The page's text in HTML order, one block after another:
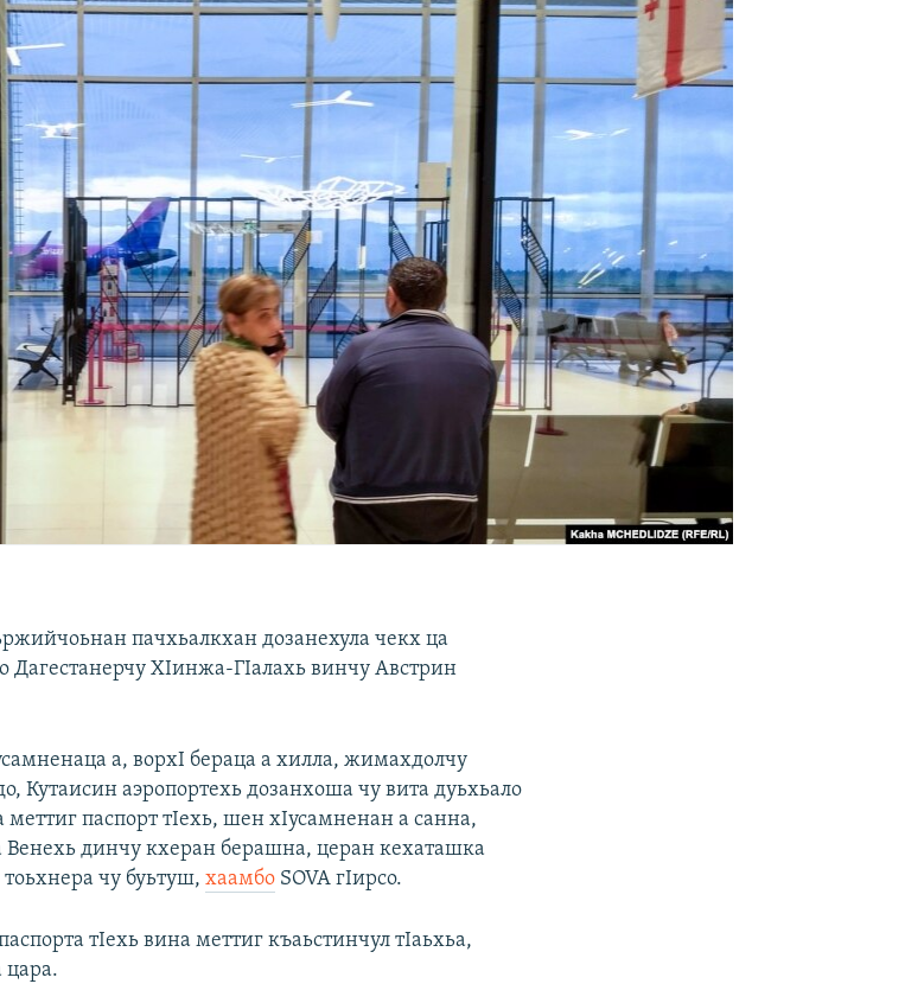
пачхьалкхан дозанехула чекх ца
Дагестанерчу ХIинжа-ГIалахь винчу Австрин
а, ворхI бераца а хилла, жимахдолчу
Кутаисин аэропортехь дозанхоша чу вита дуьхьало
паспорт тIехь, шен хIусамненан а санна,
динчу кхеран берашна, церан кехаташка
чу буьтуш,хаамбо SOVA гIирсо.
тIехь вина меттиг къаьстинчул тIаьхьа,
цара.